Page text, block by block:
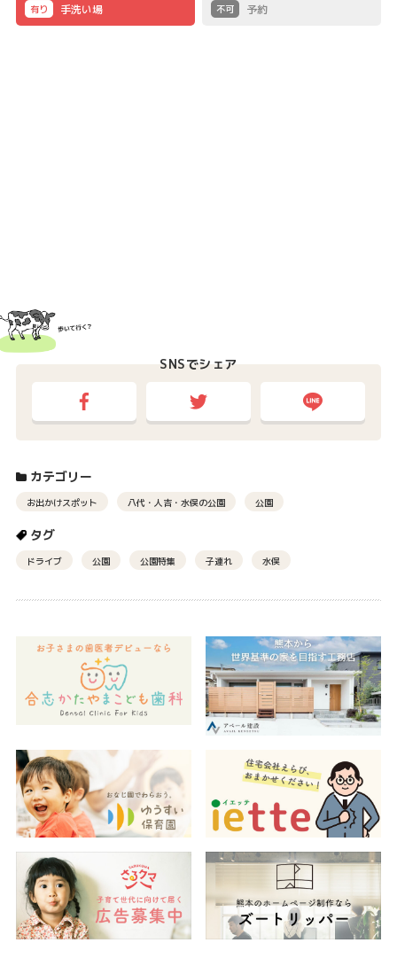
有り 手洗い場 不可 予約
SNSでシェア
カテゴリー
お出かけスポット 八代・人吉・水俣の公園 公園
タグ
ドライブ 公園 公園特集 子連れ 水俣